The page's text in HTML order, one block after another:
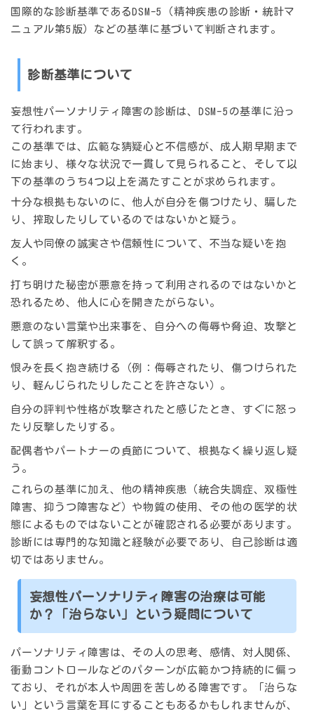
国際的な診断基準であるDSM-5（精神疾患の診断・統計マ
ニュアル第5版）などの基準に基づいて判断されます。
診断基準について
妄想性パーソナリティ障害の診断は、DSM-5の基準に沿っ
て行われます。
この基準では、広範な猜疑心と不信感が、成人期早期まで
に始まり、様々な状況で一貫して見られること、そして以
下の基準のうち4つ以上を満たすことが求められます。
十分な根拠もないのに、他人が自分を傷つけたり、騙した
り、搾取したりしているのではないかと疑う。
友人や同僚の誠実さや信頼性について、不当な疑いを抱
く。
打ち明けた秘密が悪意を持って利用されるのではないかと
恐れるため、他人に心を開きたがらない。
悪意のない言葉や出来事を、自分への侮辱や脅迫、攻撃と
して誤って解釈する。
恨みを長く抱き続ける（例：侮辱されたり、傷つけられた
り、軽んじられたりしたことを許さない）。
自分の評判や性格が攻撃されたと感じたとき、すぐに怒っ
たり反撃したりする。
配偶者やパートナーの貞節について、根拠なく繰り返し疑
う。
これらの基準に加え、他の精神疾患（統合失調症、双極性
障害、抑うつ障害など）や物質の使用、その他の医学的状
態によるものではないことが確認される必要があります。
診断には専門的な知識と経験が必要であり、自己診断は適
切ではありません。
妄想性パーソナリティ障害の治療は可能
か？「治らない」という疑問について
パーソナリティ障害は、その人の思考、感情、対人関係、
衝動コントロールなどのパターンが広範かつ持続的に偏っ
ており、それが本人や周囲を苦しめる障害です。「治らな
い」という言葉を耳にすることもあるかもしれませんが、